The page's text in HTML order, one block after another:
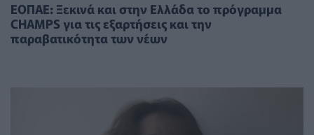
ΕΟΠΑΕ: Ξεκινά και στην Ελλάδα το πρόγραμμα
CHAMPS για τις εξαρτήσεις και την
παραβατικότητα των νέων